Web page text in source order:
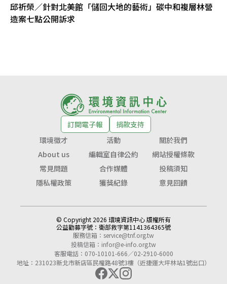
邱祈榮／針對北美館「儲回大地的藝術」碳中和複層林營
造案七點公開訴求
訂閱電子報
捐款支持
環境徵才
活動
關於我們
About us
編輯室自律公約
網站授權條款
常見問題
合作媒體
投稿須知
隱私權政策
獲獎紀錄 意見回饋
© Copyright 2026 環境資訊中心 版權所有
公益勸募字號： 衛部救字第1141364365號
服務信箱： service@tnf.org.tw
投稿信箱： infor@e-info.org.tw
客服電話：070-10101-666／02-2910-6000
地址：231023新北市新店區民權路48號3樓（近捷運大坪林站1號出口）